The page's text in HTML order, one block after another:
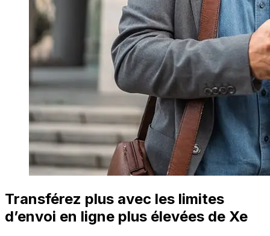
Transférez plus avec les limites
d’envoi en ligne plus élevées de Xe